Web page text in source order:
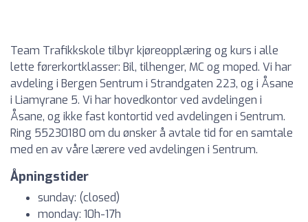
Team Trafikkskole tilbyr kjøreopplæring og kurs i alle
lette førerkortklasser: Bil, tilhenger, MC og moped. Vi har
avdeling i Bergen Sentrum i Strandgaten 223, og i Åsane
i Liamyrane 5. Vi har hovedkontor ved avdelingen i
Åsane, og ikke fast kontortid ved avdelingen i Sentrum.
Ring 55230180 om du ønsker å avtale tid for en samtale
med en av våre lærere ved avdelingen i Sentrum.
Åpningstider
sunday: (closed)
monday: 10h-17h